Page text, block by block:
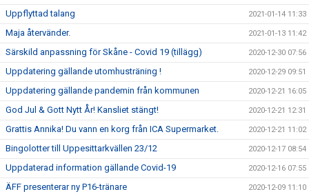
Uppflyttad talang 2021-01-14 11:33
Maja återvänder. 2021-01-13 11:42
Särskild anpassning för Skåne - Covid 19 (tillägg) 2020-12-30 07:56
Uppdatering gällande utomhusträning ! 2020-12-29 09:51
Uppdatering gällande pandemin från kommunen 2020-12-21 16:05
God Jul & Gott Nytt År! Kansliet stängt! 2020-12-21 12:31
Grattis Annika! Du vann en korg från ICA Supermarket. 2020-12-21 11:02
Bingolotter till Uppesittarkvällen 23/12 2020-12-17 08:54
Uppdaterad information gällande Covid-19 2020-12-16 07:55
ÄFF presenterar ny P16-tränare 2020-12-09 11:10